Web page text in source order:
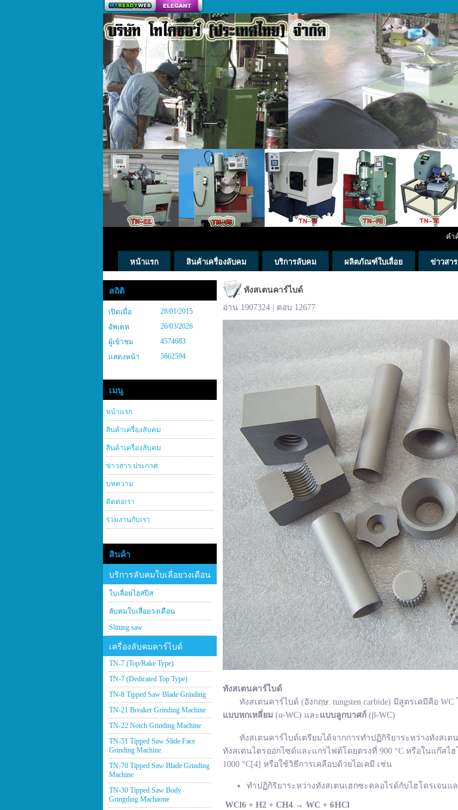
สร้างเว็บ
คำ
หน้าแรก สินค้าเครื่องลับคม บริการลับคม ผลิตภัณฑ์ใบเลื่อย ข่าวสา
สถิติ
เปิดเมื่อ
28/01/2015
อัพเดท
26/03/2026
ผู้เข้าชม
4574683
แสดงหน้า
5662594
เมนู
หน้าแรก
สินค้าเครื่องลับคม
สินค้าเครื่องลับคม
ข่าวสาร ประกาศ
บทความ
ติดต่อเรา
ร่วมงานกับเรา
สินค้า
บริการลับคมใบเลื่อยวงเดือน
ใบเลื่อยไฮสปีส
ลับคมใบเลื่อยวงเดือน
Slitting saw
เครื่องลับคมคาร์ไบด์
TN-7 (Top/Rake Type)
TN-7 (Dedicated Top Type)
TN-8 Tipped Saw Blade Grinding
TN-21 Breaker Grinding Machine
TN-22 Notch Grinding Machine
TN-51 Tipped Saw Slide Face
Grinding Machine
TN-70 Tipped Saw Blade Grinding
Machine
TN-30 Tipped Saw Body
Gringding Machaone
ทังสเตนคาร์ไบด์
อ่าน 1907324 | ตอบ 12677
ทังสเตนคาร์ไบด์
ทังสเตนคาร์ไบด์ (อังกฤษ: tungsten carbide) มีสูตรเคมีคือ
แบบหกเหลี่ยม (α-WC) และ แบบลูกบาศก์ (β-WC)
ทังสเตนคาร์ไบด์เตรียมได้จากการทำปฏิกิริยาระหว่างทังสเต
ทังสเตนไตรออกไซด์และแกรไฟต์โดยตรงที่ 900 °C หรือในแก๊ส
1000 °C[4] หรือใช้วิธีการเคลือบด้วยไอเคมี เช่น
ทำปฏิกิริยาระหว่างทังสเตนเฮกซะคลอไรด์กับไฮโดรเจนแ
WCl6 + H2 + CH4 → WC + 6 HCl